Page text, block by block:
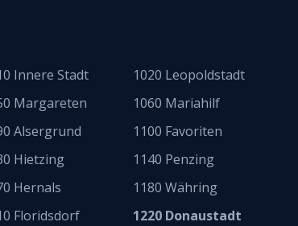
Innere Stadt
Margareten
Alsergrund
Hietzing
Hernals
Floridsdorf
1020 Leopoldstadt
1060 Mariahilf
1100 Favoriten
1140 Penzing
1180 Währing
1220 Donaustadt